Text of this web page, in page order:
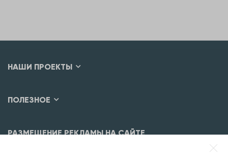
НАШИ ПРОЕКТЫ
ПОЛЕЗНОЕ
РАЗМЕЩЕНИЕ РЕКЛАМЫ НА САЙТЕ